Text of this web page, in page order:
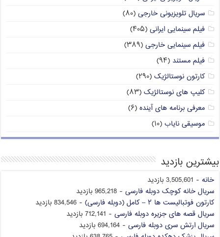
سریال تلویزیونی خارجی (۸۰)
فیلم سینمایی ایرانی (۴۰۵)
فیلم سینمایی خارجی (۳۸۹)
فیلم مستند (۹۴)
کارتون نوستالژیک (۲۹۰)
کلیپ های نوستالژیک (۸۳)
معرفی برنامه های آینده (۶)
موسیقی نایاب (۱۰)
بیشترین بازدید
خانه - 3,505,601 بازدید
سریال خانه کوچک دوبله فارسی - 965,218 بازدید
کارتون فوتبالیست ها ۲ – کامل (دوبله فارسی)
- 834,546 بازدید
سریال قصه های جزیره دوبله فارسی - 712,141 بازدید
سریال ارتش سری دوبله فارسی - 694,164 بازدید